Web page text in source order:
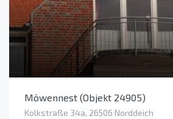
Möwennest (Objekt 24905)
Kolkstraße 34a, 26506 Norddeich